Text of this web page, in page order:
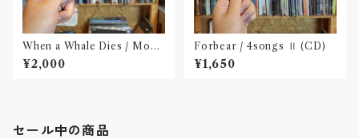
When a Whale Dies / Moby
Dick(CD)
¥2,000
Forbear / 4songs Ⅱ (CD)
¥1,650
セール中の商品